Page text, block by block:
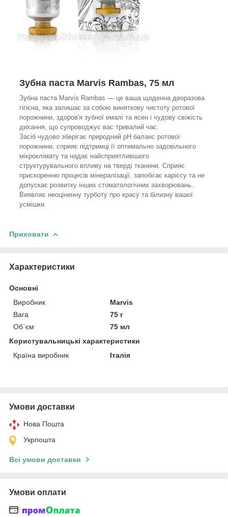
Зубна паста Marvis Rambas, 75 мл
Зубна паста Marvis Rambas — це ваша щоденна дворазова
гігієна, яка залишає за собою виняткову чистоту ротової
порожнини, здоров'я зубної емалі та ясен і чудову свіжість
дихання, що супроводжує вас тривалий час.
Засіб чудово зберігає природний рН баланс ротової
порожнини, сприяє підтримці її оптимально задовільного
мікроклімату та надає найсприятливішого
структурувального впливу на тверді тканини. Сприяє
прискоренню процесів мінералізації, запобігає карієсу та не
допускає розвитку інших стоматологічних захворювань.
Виявляє неоціненну турботу про красу та білизну вашої
усмішки.
Приховати
Характеристики
Основні
Виробник
Marvis
Вага
75 г
Об`єм
75 мл
Користувальницькі характеристики
Країна виробник
Італія
Умови доставки
Нова Пошта
Укрпошта
Всі умови доставки
Умови оплати